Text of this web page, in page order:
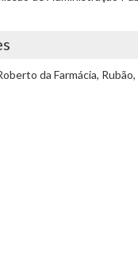
da Farmácia,